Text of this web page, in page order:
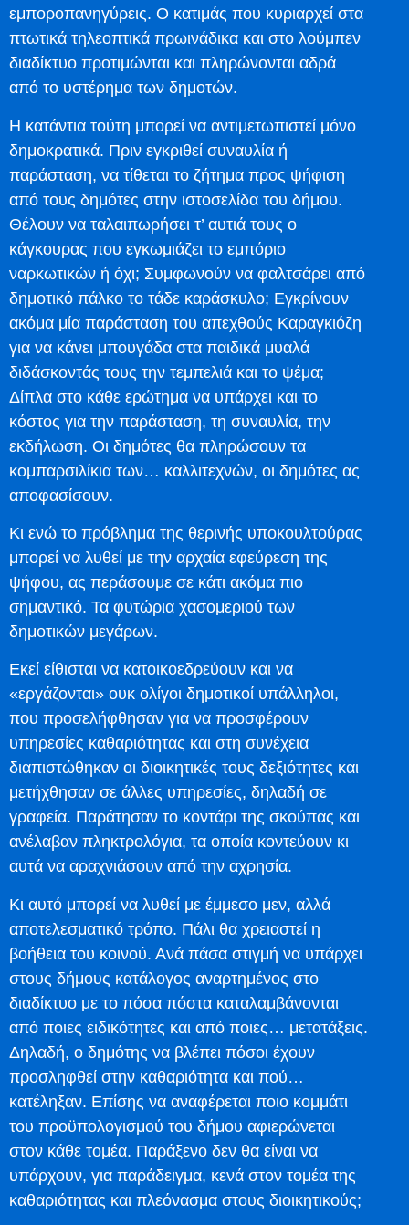
εμποροπανηγύρεις. Ο κατιμάς που κυριαρχεί στα
πτωτικά τηλεοπτικά πρωινάδικα και στο λούμπεν
διαδίκτυο προτιμώνται και πληρώνονται αδρά
από το υστέρημα των δημοτών.
Η κατάντια τούτη μπορεί να αντιμετωπιστεί μόνο
δημοκρατικά. Πριν εγκριθεί συναυλία ή
παράσταση, να τίθεται το ζήτημα προς ψήφιση
από τους δημότες στην ιστοσελίδα του δήμου.
Θέλουν να ταλαιπωρήσει τ’ αυτιά τους ο
κάγκουρας που εγκωμιάζει το εμπόριο
ναρκωτικών ή όχι; Συμφωνούν να φαλτσάρει από
δημοτικό πάλκο το τάδε καράσκυλο; Εγκρίνουν
ακόμα μία παράσταση του απεχθούς Καραγκιόζη
για να κάνει μπουγάδα στα παιδικά μυαλά
διδάσκοντάς τους την τεμπελιά και το ψέμα;
Δίπλα στο κάθε ερώτημα να υπάρχει και το
κόστος για την παράσταση, τη συναυλία, την
εκδήλωση. Οι δημότες θα πληρώσουν τα
κομπαρσιλίκια των… καλλιτεχνών, οι δημότες ας
αποφασίσουν.
Κι ενώ το πρόβλημα της θερινής υποκουλτούρας
μπορεί να λυθεί με την αρχαία εφεύρεση της
ψήφου, ας περάσουμε σε κάτι ακόμα πιο
σημαντικό. Τα φυτώρια χασομεριού των
δημοτικών μεγάρων.
Εκεί είθισται να κατοικοεδρεύουν και να
«εργάζονται» ουκ ολίγοι δημοτικοί υπάλληλοι,
που προσελήφθησαν για να προσφέρουν
υπηρεσίες καθαριότητας και στη συνέχεια
διαπιστώθηκαν οι διοικητικές τους δεξιότητες και
μετήχθησαν σε άλλες υπηρεσίες, δηλαδή σε
γραφεία. Παράτησαν το κοντάρι της σκούπας και
ανέλαβαν πληκτρολόγια, τα οποία κοντεύουν κι
αυτά να αραχνιάσουν από την αχρησία.
Κι αυτό μπορεί να λυθεί με έμμεσο μεν, αλλά
αποτελεσματικό τρόπο. Πάλι θα χρειαστεί η
βοήθεια του κοινού. Ανά πάσα στιγμή να υπάρχει
στους δήμους κατάλογος αναρτημένος στο
διαδίκτυο με το πόσα πόστα καταλαμβάνονται
από ποιες ειδικότητες και από ποιες… μετατάξεις.
Δηλαδή, ο δημότης να βλέπει πόσοι έχουν
προσληφθεί στην καθαριότητα και πού…
κατέληξαν. Επίσης να αναφέρεται ποιο κομμάτι
του προϋπολογισμού του δήμου αφιερώνεται
στον κάθε τομέα. Παράξενο δεν θα είναι να
υπάρχουν, για παράδειγμα, κενά στον τομέα της
καθαριότητας και πλεόνασμα στους διοικητικούς;